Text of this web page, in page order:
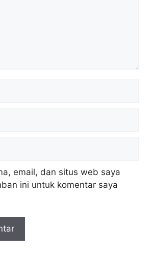
email, dan situs web saya
ini untuk komentar saya